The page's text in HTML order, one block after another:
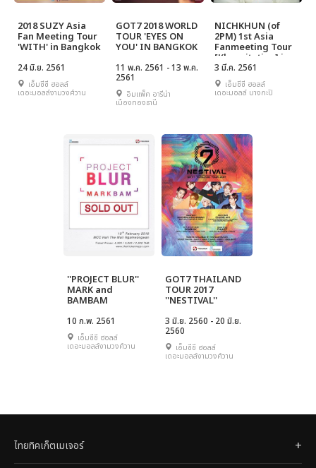
2018 SUZY Asia
Fan Meeting Tour
'WITH' in Bangkok
24 มิ.ย. 2561
เอ็มซีซี ฮอลล์
เดอะมอลล์งามวงศ์วาน
GOT7 2018 WORLD
TOUR 'EYES ON
YOU' IN BANGKOK
11 พ.ค. 2561 - 13 พ.ค.
2561
อิมแพ็ค อารีน่า
เมืองทองธานี
NICHKHUN (of
2PM) 1st Asia
Fanmeeting Tour
[Khunvitation] in
Bangkok
3 มี.ค. 2561
เอ็มซีซี ฮอลล์
เดอะมอลล์ บางกะปิ
''PROJECT BLUR''
MARK and
BAMBAM
10 ก.พ. 2561
เอ็มซีซี ฮอลล์
เดอะมอลล์งามวงศ์วาน
GOT7 THAILAND
TOUR 2017
''NESTIVAL''
3 มิ.ย. 2560 - 20 มิ.ย.
2560
เอ็มซีซี ฮอลล์
เดอะมอลล์งามวงศ์วาน
ไทยทิคเก็ตเมเจอร์